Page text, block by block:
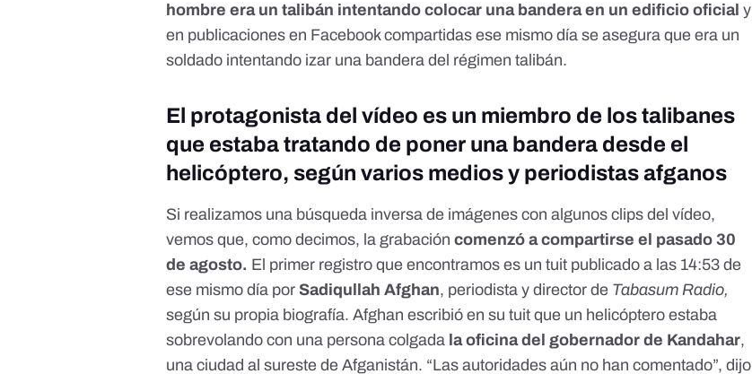
hombre era un talibán intentando colocar una bandera en un edificio oficial y
en publicaciones en Facebook compartidas ese mismo día se asegura que era un
soldado intentando izar una bandera del régimen talibán.
El protagonista del vídeo es un miembro de los talibanes
que estaba tratando de poner una bandera desde el
helicóptero, según varios medios y periodistas afganos
Si realizamos una búsqueda inversa de imágenes con algunos clips del vídeo,
vemos que, como decimos, la grabacióncomenzó a compartirse el pasado 30
de agosto. El primer registro que encontramos es un tuit publicado a las 14:53 de
ese mismo día porSadiqullah Afghan, periodista y director de Tabasum Radio,
según su propia biografía. Afghan escribió en su tuit que un helicóptero estaba
sobrevolando con una persona colgada la oficina del gobernador de Kandahar,
una ciudad al sureste de Afganistán. “Las autoridades aún no han comentado”, dijo